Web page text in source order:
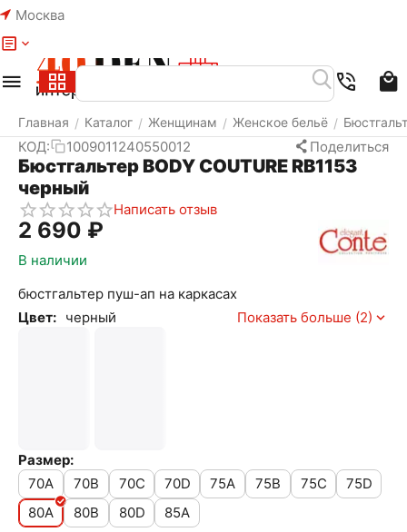
Москва
Главная / Каталог / Женщинам / Женское бельё /
КОД: 1009011240550012 Поделиться
Бюстгальтер BODY COUTURE RB1153
черный
Написать отзыв
2 690 ₽
В наличии
бюстгальтер пуш-ап на каркасах
Цвет: черный Показать больше (2)
Размер:
70A
70B 70C 70D 75A 75B 75C
75D
80A
80B 80D
85A
Меню